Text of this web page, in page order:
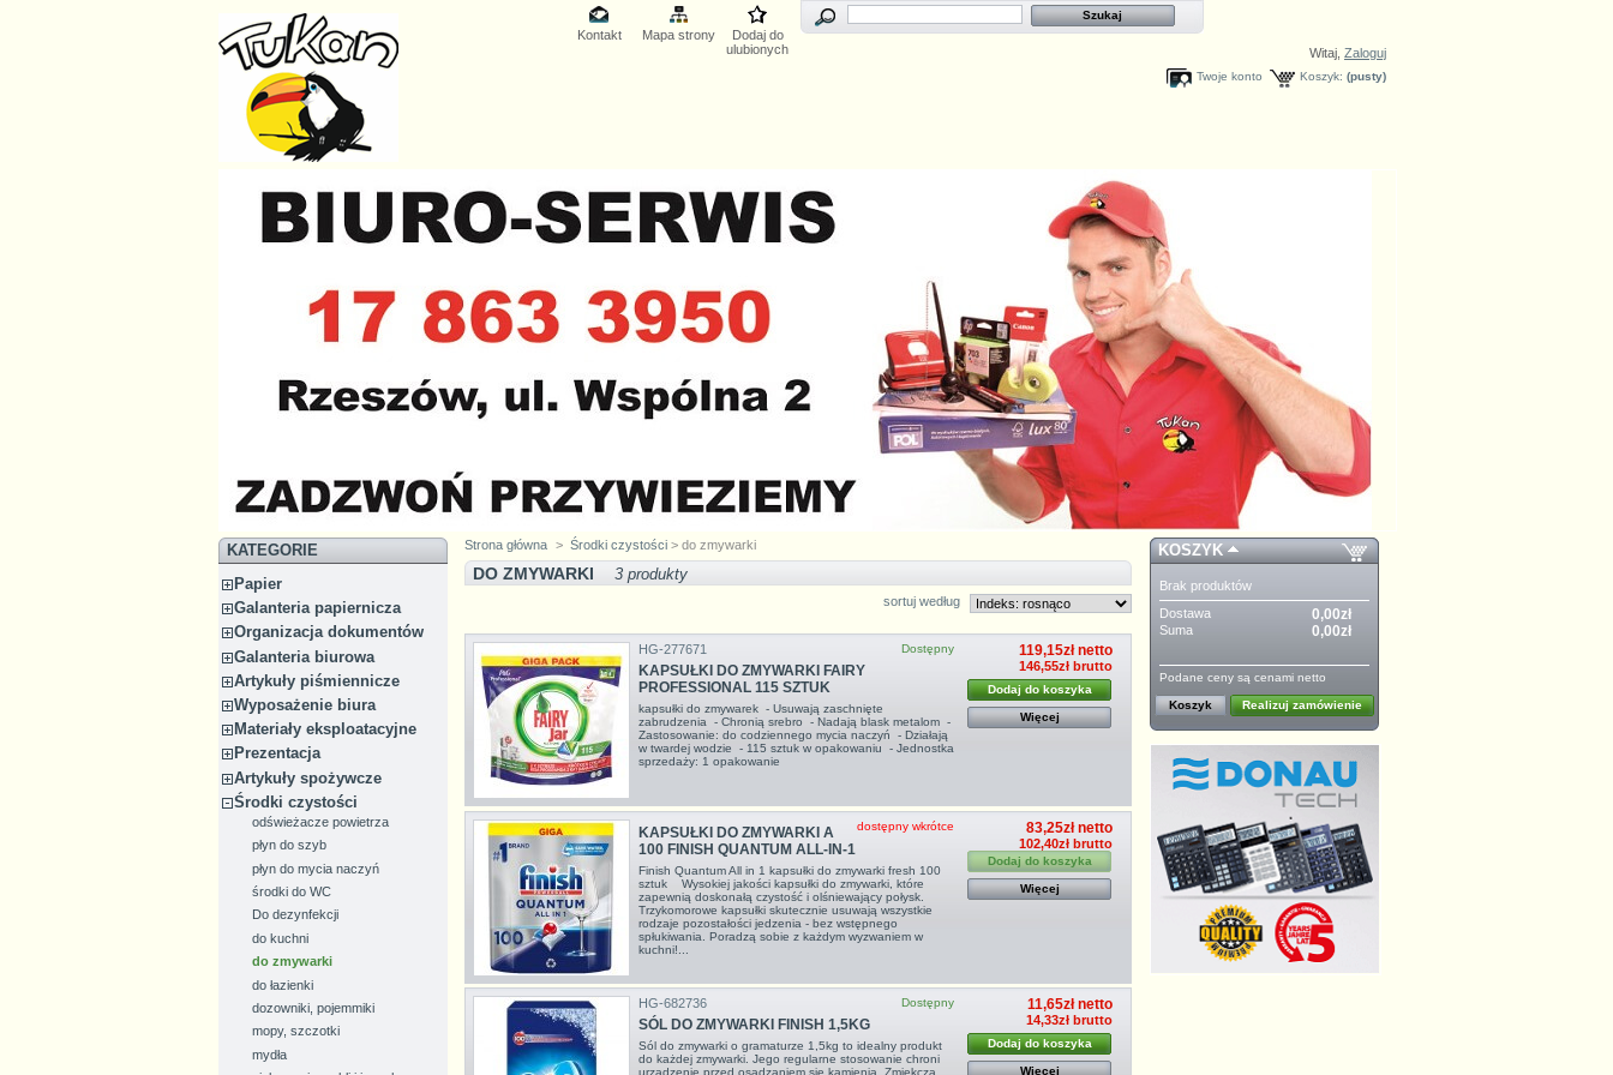
Kontakt Mapa strony
Dodaj do
ulubionych
Witaj,Zaloguj
Koszyk: (pusty)
Twoje konto
KATEGORIE
Papier
Galanteria papiernicza
Organizacja dokumentów
Galanteria biurowa
Artykuły piśmiennicze
Wyposażenie biura
Materiały eksploatacyjne
Prezentacja
Artykuły spożywcze
Środki czystości
odświeżacze powietrza
płyn do szyb
płyn do mycia naczyń
środki do WC
Do dezynfekcji
do kuchni
do zmywarki
do łazienki
dozowniki, pojemmiki
mopy, szczotki
mydła
Strona główna > Środki czystości > do zmywarki
DO ZMYWARKI 3 produkty
sortuj według
Dostępny
HG-277671
KAPSUŁKI DO ZMYWARKI FAIRY
PROFESSIONAL 115 SZTUK
kapsułki do zmywarek - Usuwają zaschnięte
zabrudzenia - Chronią srebro - Nadają blask metalom -
Zastosowanie: do codziennego mycia naczyń - Działają
w twardej wodzie - 115 sztuk w opakowaniu - Jednostka
sprzedaży: 1 opakowanie
119,15zł netto
146,55zł brutto
Dodaj do koszyka
Więcej
dostępny wkrótce
KAPSUŁKI DO ZMYWARKI A
100 FINISH QUANTUM ALL-IN-1
Finish Quantum All in 1 kapsułki do zmywarki fresh 100
sztuk Wysokiej jakości kapsułki do zmywarki, które
zapewnią doskonałą czystość i olśniewający połysk.
Trzykomorowe kapsułki skutecznie usuwają wszystkie
rodzaje pozostałości jedzenia - bez wstępnego
spłukiwania. Poradzą sobie z każdym wyzwaniem w
kuchni!...
83,25zł netto
102,40zł brutto
Dodaj do koszyka
Więcej
Dostępny
HG-682736
SÓL DO ZMYWARKI FINISH 1,5KG
Sól do zmywarki o gramaturze 1,5kg to idealny produkt
do każdej zmywarki. Jego regularne stosowanie chroni
urządzenie przed osadzaniem się kamienia. Zmiękcza
11,65zł netto
14,33zł brutto
Dodaj do koszyka
Więcej
KOSZYK
Brak produktów
Dostawa
0,00zł
Suma 0,00zł
Podane ceny są cenami netto
Koszyk Realizuj zamówienie